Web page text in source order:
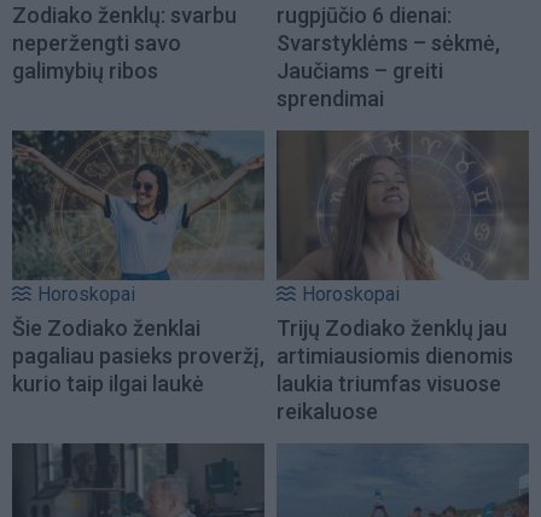
Zodiako ženklų: svarbu
neperžengti savo
galimybių ribos
rugpjūčio 6 dienai:
Svarstyklėms – sėkmė,
Jaučiams – greiti
sprendimai
Horoskopai
Šie Zodiako ženklai
pagaliau pasieks proveržį,
kurio taip ilgai laukė
Horoskopai
Trijų Zodiako ženklų jau
artimiausiomis dienomis
laukia triumfas visuose
reikaluose